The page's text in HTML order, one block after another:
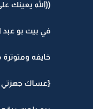
((الله يعينك
في بيت بو عبد
خايفه
{عساك جهزتي ترى موباقي